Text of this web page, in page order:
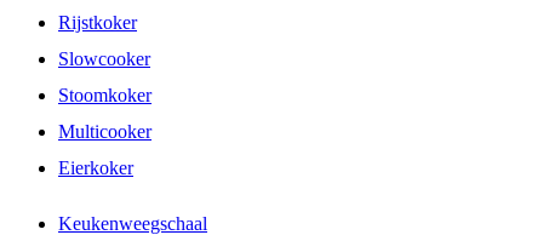
Rijstkoker
Slowcooker
Stoomkoker
Multicooker
Eierkoker
Keukenweegschaal